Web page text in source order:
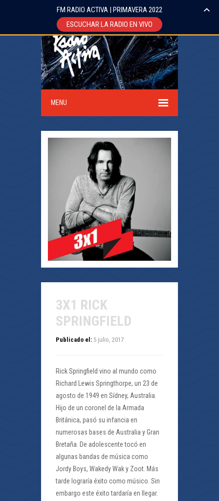
MENU
3X1 RICK
SPRINGFIELD
Publicado el: 5 julio, 2017
Rick Springfield vino al mundo como
Richard Lewis Springthorpe, un 23 de
agosto de 1949 en Sídney, Australia.
Hijo de un coronel de la Armada
Británica, pasó su infancia en
numerosas bases de Australia y Gran
Bretaña. De adolescente tocó en
algunas bandas de música como
Jordy Boys, Wakedy Wak y Zoot. Más
tarde lograría éxito como músico. Sin
embargo este éxito tardaría en llegar.
FM RADIO ACTIVA | PRIMAVERA 2022
ESCUCHAR LA RADIO EN VIVO